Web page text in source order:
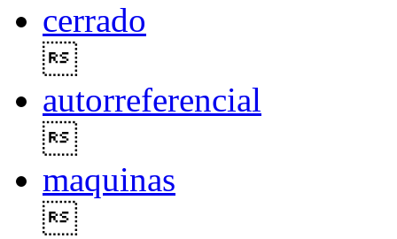
cerrado
autorreferencial
maquinas